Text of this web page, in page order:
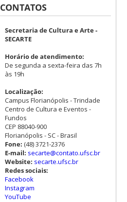
CONTATOS
Secretaria de Cultura e Arte -
SECARTE
Horário de atendimento:
De segunda a sexta-feira das 7h
às 19h
Localização:
Campus Florianópolis - Trindade
Centro de Cultura e Eventos -
Fundos
CEP 88040-900
Florianópolis - SC - Brasil
Fone: (48) 3721-2376
E-mail: secarte@contato.ufsc.br
Website: secarte.ufsc.br
Redes sociais:
Facebook
Instagram
YouTube